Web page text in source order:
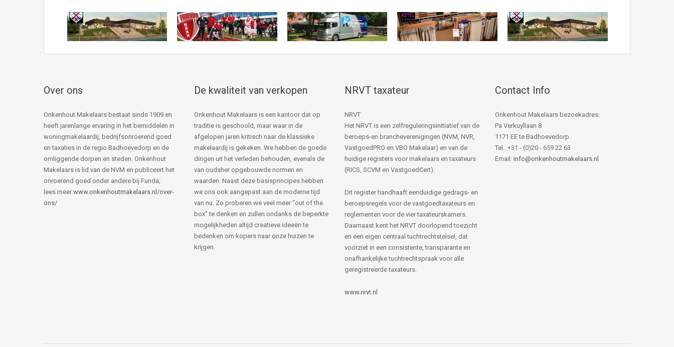
Over ons
Onkenhout Makelaars bestaat sinds 1909 en
heeft jarenlange ervaring in het bemiddelen in
woningmakelaardij, bedrijfsonroerend goed
en taxaties in de regio Badhoevedorp en de
omliggende dorpen en steden. Onkenhout
Makelaars is lid van de NVM en publiceert het
onroerend goed onder andere bij Funda;
lees meer www.onkenhoutmakelaars.nl/over-
ons/
De kwaliteit van verkopen
Onkenhout Makelaars is een kantoor dat op
traditie is geschoold, maar waar in de
afgelopen jaren kritisch naar de klassieke
makelaardij is gekeken. We hebben de goede
dingen uit het verleden behouden, evenals de
van oudsher opgebouwde normen en
waarden. Naast deze basisprincipes hebben
we ons ook aangepast aan de moderne tijd
van nu. Zo proberen we veel meer “out of the
box” te denken en zullen ondanks de beperkte
mogelijkheden altijd creatieve ideeën te
bedenken om kopers naar onze huizen te
krijgen.
NRVT taxateur
NRVT
Het NRVT is een zelfreguleringsinitiatief van de
beroeps-en brancheverenigingen (NVM, NVR,
VastgoedPRO en VBO Makelaar) en van de
huidige registers voor makelaars en taxateurs
(RICS, SCVM en VastgoedCert).
Dit register handhaaft eenduidige gedrags- en
beroepsregels voor de vastgoedtaxateurs en
reglementen voor de vier taxateurskamers.
Daarnaast kent het NRVT doorlopend toezicht
en een eigen centraal tuchtrechtstelsel, dat
voorziet in een consistente, transparante en
onafhankelijke tuchtrechtspraak voor alle
geregistreerde taxateurs.
www.nrvt.nl
Contact Info
Onkenhout Makelaars bezoekadres:
Pa Verkuyllaan 8
1171 EE te Badhoevedorp.
Tel.: +31 - (0)20 - 659 22 63
Email: info@onkenhoutmakelaars.nl